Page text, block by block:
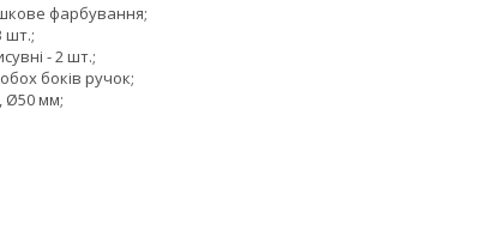
фарбування;
шт.;
- 2 шт.;
боків ручок;
Ø50 мм;